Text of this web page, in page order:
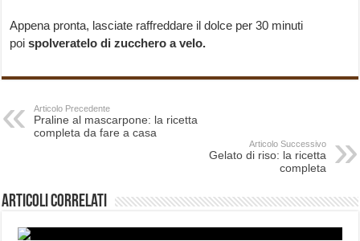
Appena pronta, lasciate raffreddare il dolce per 30 minuti
poispolveratelo di zucchero a velo.
Articolo Precedente
Praline al mascarpone: la ricetta
completa da fare a casa
Articolo Successivo
Gelato di riso: la ricetta
completa
Articoli correlati